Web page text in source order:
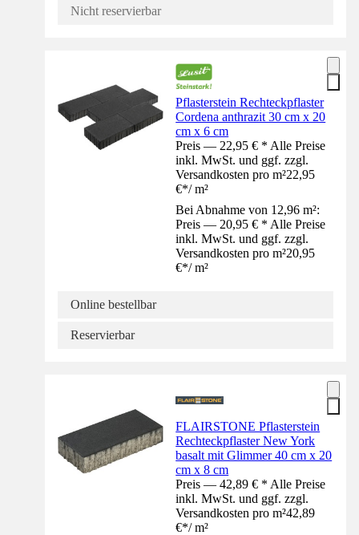
Nicht reservierbar
Pflasterstein Rechteckpflaster
Cordena anthrazit 30 cm x 20
cm x 6 cm
Preis — 22,95 € * Alle Preise
inkl. MwSt. und ggf. zzgl.
Versandkosten pro m²22,95
€*/ m²
Bei Abnahme von 12,96 m²:
Preis — 20,95 € * Alle Preise
inkl. MwSt. und ggf. zzgl.
Versandkosten pro m²20,95
€*/ m²
Online bestellbar
Reservierbar
FLAIRSTONE Pflasterstein
Rechteckpflaster New York
basalt mit Glimmer 40 cm x 20
cm x 8 cm
Preis — 42,89 € * Alle Preise
inkl. MwSt. und ggf. zzgl.
Versandkosten pro m²42,89
€*/ m²